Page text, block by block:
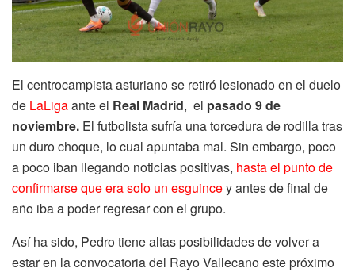
El centrocampista asturiano se retiró lesionado en el duelo
de LaLigaante el Real Madrid, el pasado 9 de
noviembre. El futbolista sufría una torcedura de rodilla tras
un duro choque, lo cual apuntaba mal. Sin embargo, poco
a poco iban llegando noticias positivas, hasta el punto de
confirmarse que era solo un esguincey antes de final de
año iba a poder regresar con el grupo.
Así ha sido, Pedro tiene altas posibilidades de volver a
estar en la convocatoria del Rayo Vallecano este próximo